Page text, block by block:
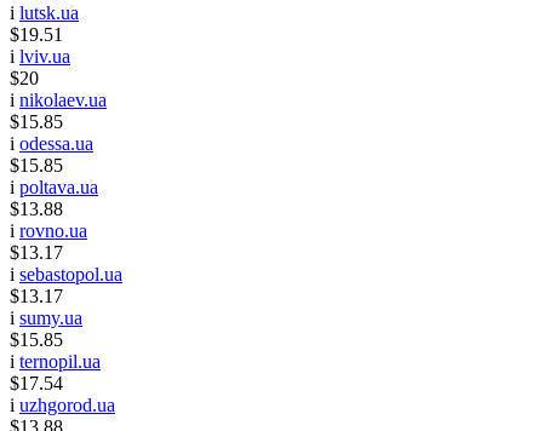
i lutsk.ua
$19.51
i lviv.ua
$20
i nikolaev.ua
$15.85
i odessa.ua
$15.85
i poltava.ua
$13.88
i rovno.ua
$13.17
i sebastopol.ua
$13.17
i sumy.ua
$15.85
i ternopil.ua
$17.54
i uzhgorod.ua